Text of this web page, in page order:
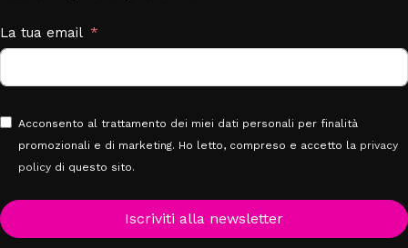
La tua email
Acconsento al trattamento dei miei dati personali per finalità
promozionali e di marketing. Ho letto, compreso e accetto la privacy
policy di questo sito.
Iscriviti alla newsletter